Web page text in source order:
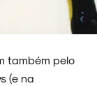
também pelo
(e na